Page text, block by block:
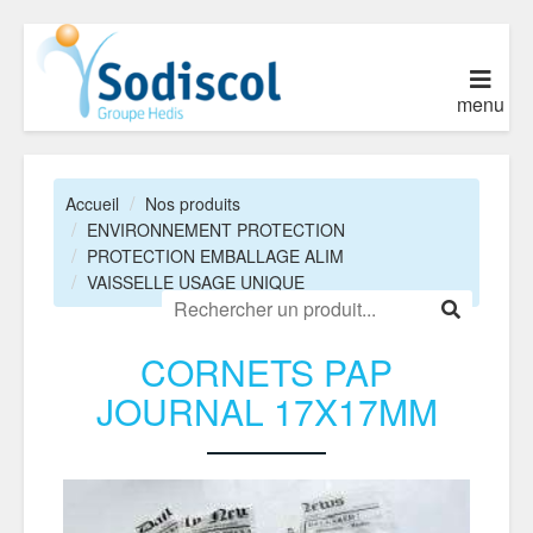
menu
Accueil
Nos produits
ENVIRONNEMENT PROTECTION
PROTECTION EMBALLAGE ALIM
VAISSELLE USAGE UNIQUE
CORNETS PAP
JOURNAL 17X17MM